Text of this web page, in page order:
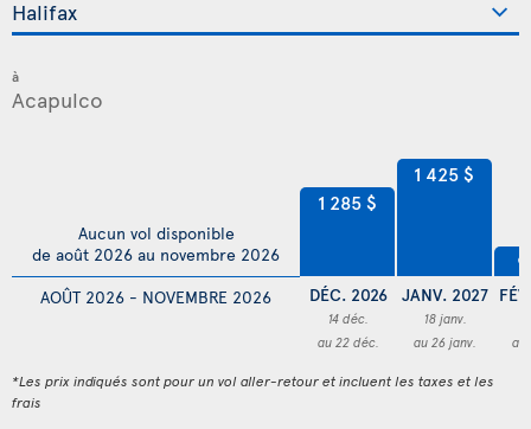
à
AOÛT 2026 - NOVEMBRE 2026
Aucun vol disponible
de août 2026 au novembre 2026
1 285 $
DÉC. 2026
14 déc.
au 22 déc.
1 425 $
JANV. 2027
18 janv.
au 26 janv.
au
*Les prix indiqués sont pour un vol aller-retour et incluent les taxes et les
frais